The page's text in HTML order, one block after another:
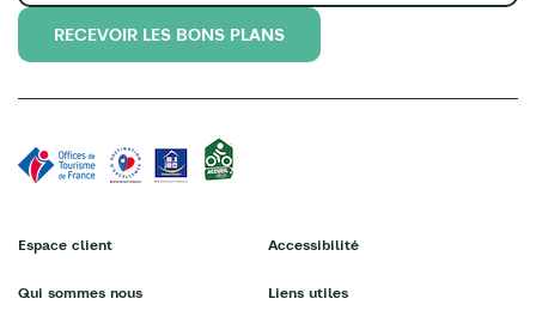
RECEVOIR LES BONS PLANS
Espace client
Qui sommes nous
Accessibilité
Liens utiles